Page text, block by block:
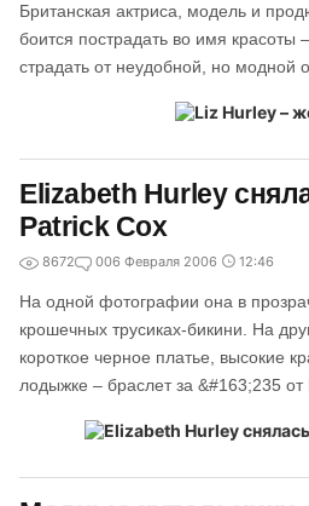
Британская актриса, модель и
боится пострадать во имя красоты
страдать от неудобной, но модной
Elizabeth Hurley
Patrick Cox
8672 006 Февраля 2006 12:46
На одной фотографии она в
крошечных трусиках-бикини. На
короткое черное платье, высокие
лодыжке – браслет за &#163;235 от